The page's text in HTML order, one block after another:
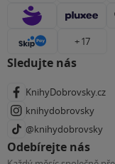
+ 17
Sledujte nás
KnihyDobrovsky.cz
knihydobrovsky
@knihydobrovsky
Odebírejte nás